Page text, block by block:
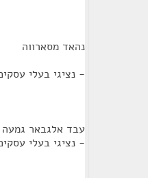
נהאד מסארווה
- נציגי בעלי
עבד אלגבאר גמעה
- נציגי בעלי